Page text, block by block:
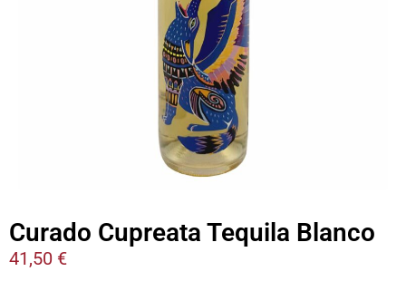
Curado Cupreata Tequila Blanco
41,50 €